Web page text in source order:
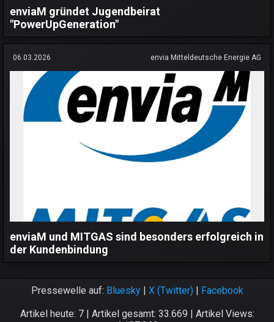
enviaM gründet Jugendbeirat
"PowerUpGeneration"
06.03.2026 envia Mitteldeutsche Energie AG
enviaM und MITGAS sind besonders erfolgreich in
der Kundenbindung
Pressewelle auf: Bluesky| X (Twitter)| Facebook
Artikel heute: 7 | Artikel gesamt: 33.669 | Artikel Views: